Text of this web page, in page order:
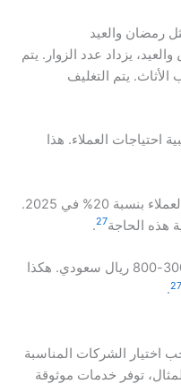
رمضان والعيد
والعيد، يزداد عدد الزوار. يتم
يتم التغليف
العملاء. هذا
مع زيادة الطلب، يُتوقع أن يزداد عدد العملاء بنسبة 20% في 2025.
هذه الحاجة27
.
التكلفة المتوسطة للنقل تتراوح بين 300-800 ريال سعودي. هكذا
27
.
اختيار الشركات المناسبة
توفر خدمات موثوقة